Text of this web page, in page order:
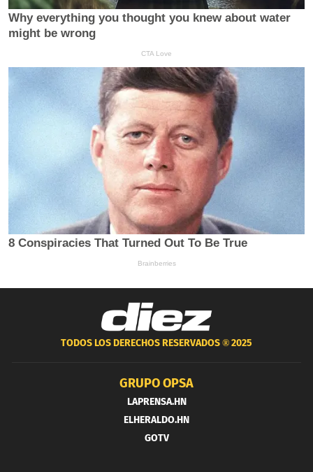
TODOS LOS DERECHOS RESERVADOS ®2025
GRUPO OPSA
LAPRENSA.HN
ELHERALDO.HN
GOTV